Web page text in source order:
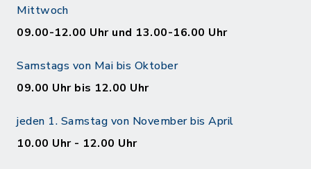
Mittwoch
09.00-12.00 Uhr und 13.00-16.00 Uhr
Samstags von Mai bis Oktober
09.00 Uhr bis 12.00 Uhr
jeden 1. Samstag von November bis April
10.00 Uhr - 12.00 Uhr